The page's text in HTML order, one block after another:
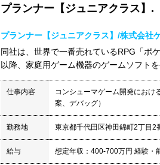
プランナー【ジュニアクラス】.
プランナー【ジュニアクラス】/株式会社
同社は、世界で一番売れているRPG「ポ
以降、家庭用ゲーム機器のゲームソフト
仕事内容
コンシューマゲーム開発におけ
案、デバッグ）
勤務地 東京都千代田区神田錦町2丁目
給与 想定年収：400-700万円 経験・